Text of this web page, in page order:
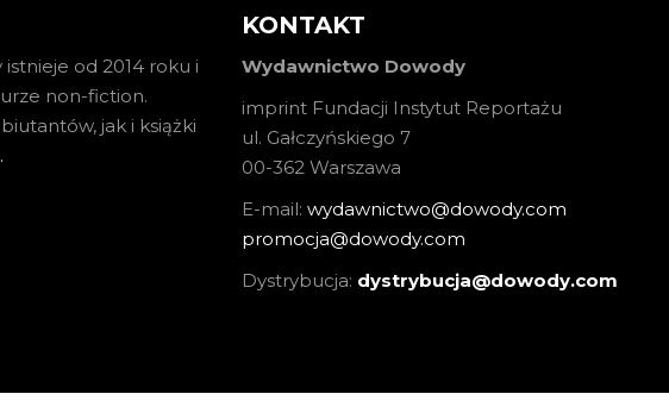
od 2014 roku i
non-fiction.
jak i książki
KONTAKT
Wydawnictwo Dowody
imprint Fundacji Instytut Reportażu
ul. Gałczyńskiego 7
00-362 Warszawa
E-mail: wydawnictwo@dowody.com
promocja@dowody.com
Dystrybucja: dystrybucja@dowody.com